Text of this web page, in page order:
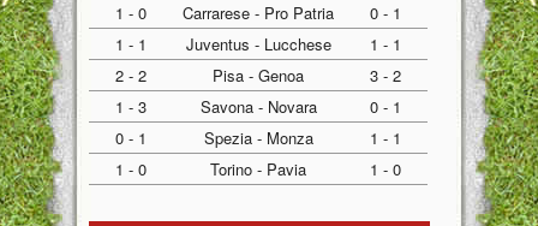
1 - 0
Carrarese - Pro Patria
0 - 1
1 - 1
Juventus - Lucchese
1 - 1
2 - 2
Pisa - Genoa
3 - 2
1 - 3
Savona - Novara
0 - 1
0 - 1
Spezia - Monza
1 - 1
1 - 0
Torino - Pavia 1 - 0